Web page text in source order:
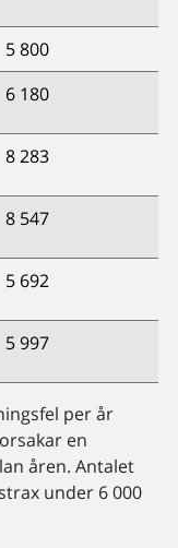
5 800
6 180
8 283
8 547
5 692
5 997
per år
en
åren. Antalet
under 6 000